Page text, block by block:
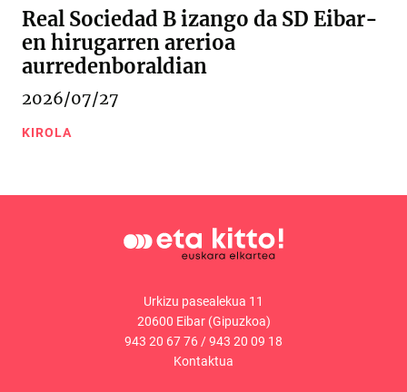
Real Sociedad B izango da SD Eibar-
en hirugarren arerioa
aurredenboraldian
2026/07/27
KIROLA
Urkizu pasealekua 11
20600 Eibar (Gipuzkoa)
943 20 67 76/943 20 09 18
Kontaktua